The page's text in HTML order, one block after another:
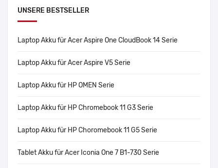
UNSERE BESTSELLER
Laptop Akku für Acer Aspire One CloudBook 14 Serie
Laptop Akku für Acer Aspire V5 Serie
Laptop Akku für HP OMEN Serie
Laptop Akku für HP Chromebook 11 G3 Serie
Laptop Akku für HP Choromebook 11 G5 Serie
Tablet Akku für Acer Iconia One 7 B1-730 Serie